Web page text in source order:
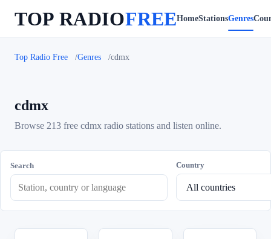
TOP RADIOFREEHomeStationsGenres
Top Radio Free Genres cdmx
cdmx
Browse 213 free cdmx radio stations and listen online.
Search Country